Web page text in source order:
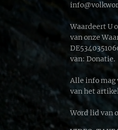
Waardeert U
van onze
van: Donatie.
Alle info mag
van het
Word lid van